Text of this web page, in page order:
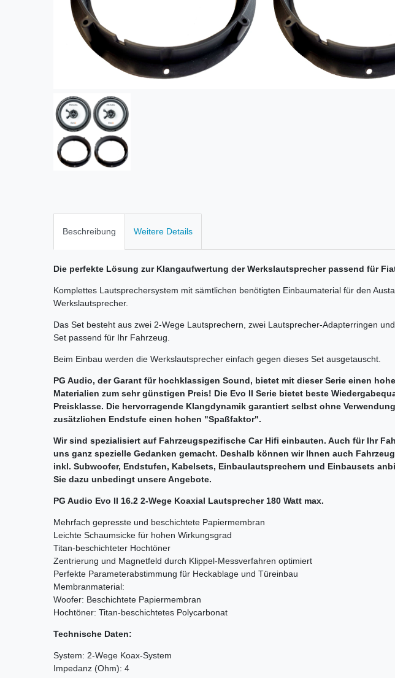
Beschreibung Weitere Details
Die perfekte Lösung zur Klangaufwertung der Werkslautsprecher passend für
Komplettes Lautsprechersystem mit sämtlichen benötigten Einbaumaterial für den
Werkslautsprecher.
Das Set besteht aus zwei 2-Wege Lautsprechern, zwei Lautsprecher-Adapterringen
Set passend für Ihr Fahrzeug.
Beim Einbau werden die Werkslautsprecher einfach gegen dieses Set ausgetauscht.
PG Audio, der Garant für hochklassigen Sound, bietet mit dieser Serie einen
Materialien zum sehr günstigen Preis! Die Evo II Serie bietet beste
Preisklasse. Die hervorragende Klangdynamik garantiert selbst ohne
zusätzlichen Endstufe einen hohen "Spaßfaktor".
Wir sind spezialisiert auf Fahrzeugspezifische Car Hifi einbauten. Auch für Ihr
uns ganz spezielle Gedanken gemacht. Deshalb können wir Ihnen auch
inkl. Subwoofer, Endstufen, Kabelsets, Einbaulautsprechern und Einbausets
Sie dazu unbedingt unsere Angebote.
PG Audio Evo II 16.2 2-Wege Koaxial Lautsprecher 180 Watt max.
Mehrfach gepresste und beschichtete Papiermembran
Leichte Schaumsicke für hohen Wirkungsgrad
Titan-beschichteter Hochtöner
Zentrierung und Magnetfeld durch Klippel-Messverfahren optimiert
Perfekte Parameterabstimmung für Heckablage und Türeinbau
Membranmaterial:
Woofer: Beschichtete Papiermembran
Hochtöner: Titan-beschichtetes Polycarbonat
Technische Daten:
System: 2-Wege Koax-System
Impedanz (Ohm): 4